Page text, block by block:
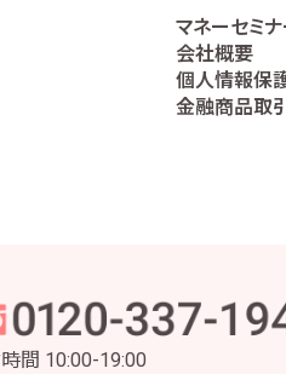
情報の処理の全部又は一部について委
報提供・連絡、お取引先の皆様から委
式の管理業務、株主様又は会社による
支払、人事管理業務のため
、採用後の人事・安全管理及びこれに
委託先の適切な監督を行って参ります。
正な取扱いのため、法令及びガイドラ
マネーセミ
会社概要
個人情報保
金融商品取
間 10:00-19:00